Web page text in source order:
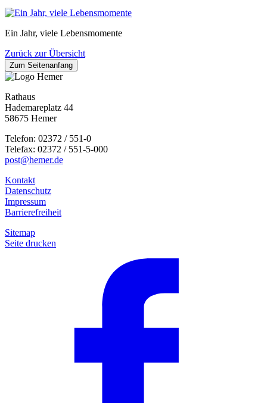
Ein Jahr, viele Lebensmomente
Zurück zur Übersicht
Zum Seitenanfang
Rathaus
Hademareplatz 44
58675 Hemer
Telefon: 02372 / 551-0
Telefax: 02372 / 551-5-000
post@hemer.de
Kontakt
Datenschutz
Impressum
Barrierefreiheit
Sitemap
Seite drucken